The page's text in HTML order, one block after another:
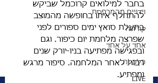
וידויים מהמרפסת
קורונה
אחד על אחד
כלכלה
LIVE
בחבר למילואים קרוכמל שביקש
להתחלף איתו בחופשה מהמוצב
בתעלת סואץ ימים ספורים לפני
שפרצה מלחמת יום כיפור. וגם
ובפגישה מפתיעה בניו-יורק שנים
רבות לאחר המלחמה. סיפור מרגש
ומפתיע.